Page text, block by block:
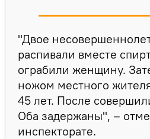
"Двое
распивали вместе
ограбили женщину.
ножом местного
45 лет. После
Оба задержаны", –
инспекторате.